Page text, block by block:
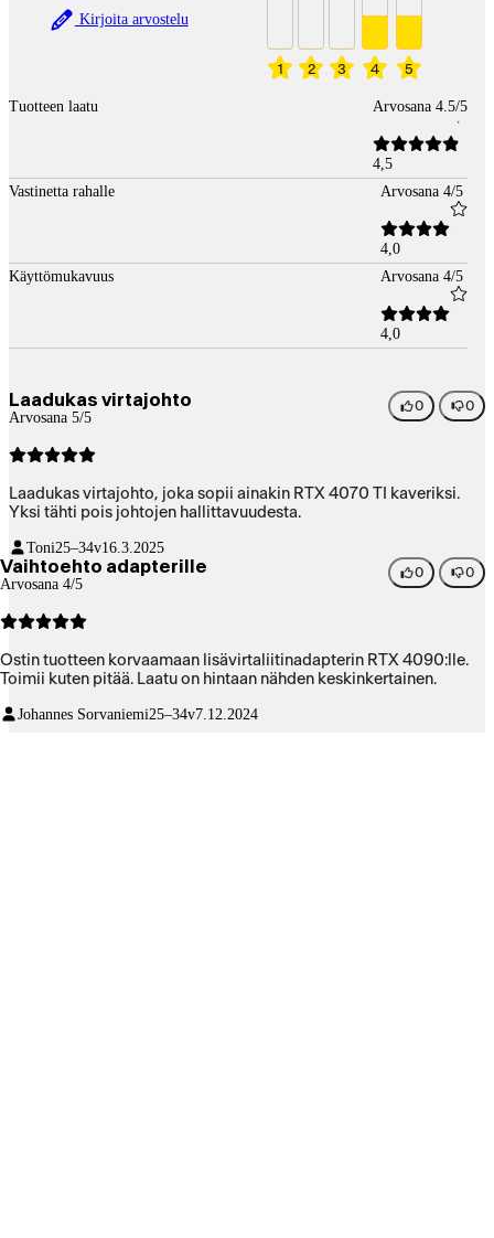
Kirjoita arvostelu
1 2 3 4 5
Tuotteen laatu Arvosana 4.5/5
4,5
Vastinetta rahalle
Arvosana 4/5
4,0
Käyttömukavuus
Arvosana 4/5
4,0
Laadukas virtajohto
Arvosana 5/5
0 0
Laadukas virtajohto, joka sopii ainakin RTX 4070 TI kaveriksi.
Yksi tähti pois johtojen hallittavuudesta.
Toni25–34v16.3.2025
Vaihtoehto adapterille
Arvosana 4/5
0 0
Ostin tuotteen korvaamaan lisävirtaliitinadapterin RTX 4090:lle.
Toimii kuten pitää. Laatu on hintaan nähden keskinkertainen.
Johannes Sorvaniemi25–34v7.12.2024